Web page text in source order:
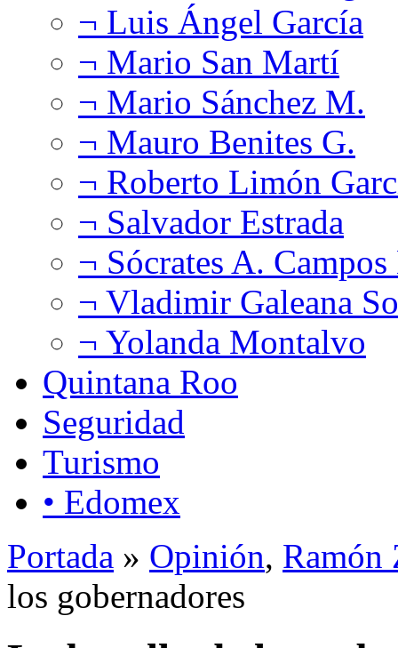
¬ Luis Ángel García
¬ Mario San Martí
¬ Mario Sánchez M.
¬ Mauro Benites G.
¬ Roberto Limón
¬ Salvador Estrada
¬ Sócrates A.
¬ Vladimir Galeana
¬ Yolanda Montalvo
Quintana Roo
Seguridad
Turismo
• Edomex
Portada » Opinión, Ramón
los gobernadores